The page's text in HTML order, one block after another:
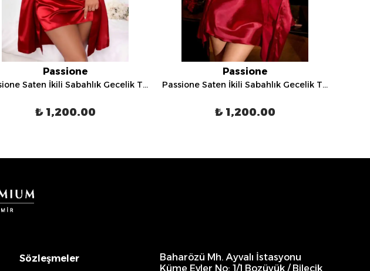
Passione
Passione Saten İkili Sabahlık Gecelik Takımı - 3031
₺ 1,200.00
Passione
Passione Saten İkili Sabahlık Gecelik Takımı - 3056
₺ 1,200.00
Sözleşmeler
Baharözü Mh. Ayvalı İstasyonu
Küme Evler No: 1/1 Bozüyük / Bilecik